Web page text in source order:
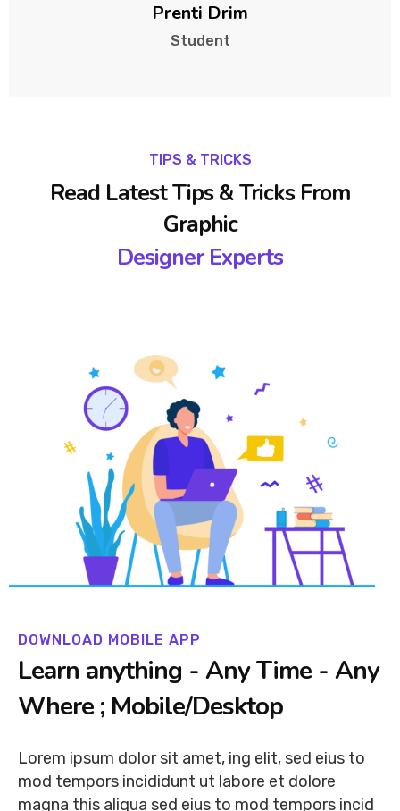
Prenti Drim
Student
TIPS & TRICKS
Read Latest Tips & Tricks From
Graphic
Designer Experts
DOWNLOAD MOBILE APP
Learn anything - Any Time - Any
Where ; Mobile/Desktop
Lorem ipsum dolor sit amet, ing elit, sed eius to
mod tempors incididunt ut labore et dolore
magna this aliqua sed eius to mod tempors incid